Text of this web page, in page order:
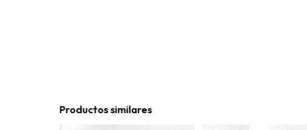
Productos similares